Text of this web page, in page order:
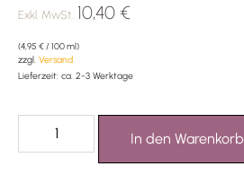
Exkl. MwSt.: 10,40 €
(4,95 €/ 100 ml)
zzgl. Versand
Lieferzeit: ca. 2-3 Werktage
In den Warenkorb